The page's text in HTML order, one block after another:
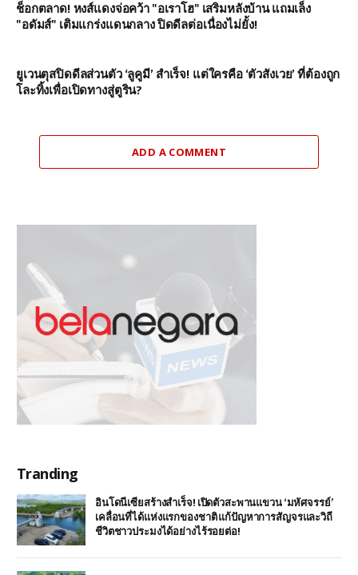
ช็อกตลาด! หงส์แดงจ่อคว้า "อเราโฮ" เสริมหลังบ้าน แถมเล็ง
"อดัมส์" เติมแกร่งแดนกลาง ปิดดีลต่อเนื่องไม่ยั้ง!
ยูเวนตุสปิดดีลส่วนตัว ‘ลูคูมี’ สำเร็จ! แต่ใครคือ ‘ตัวสังเวย’ ที่ต้องถูก
โละทิ้งเพื่อเปิดทางสู่ตูริน?
ADD A COMMENT
Tranding
อินโดนีเซียสร้างสำเร็จ! เปิดตัวสะพานแขวน ‘มหัศจรรย์’
เคลื่อนที่ได้แห่งแรกของชาติ แก้ปัญหาการสัญจรและวิถี
ชีวิตชาวประมงได้อย่างไร้รอยต่อ!